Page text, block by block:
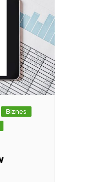
Biznes